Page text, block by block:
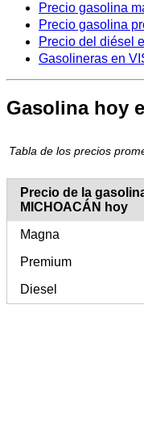
Precio gasolina
Precio gasolina
Precio del diésel
Gasolineras en
Gasolina hoy
Tabla de los precios
Precio de la
MICHOACÁN hoy
Magna
Premium
Diesel